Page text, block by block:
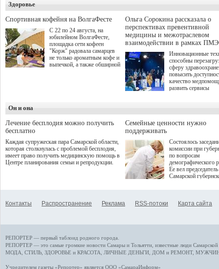
а сам он
Здоровье
Спортивная кофейня на ВолгаФесте
С 22 по 24 августа, на
юбилейном ВолгаФесте,
площадка сети кофеен
"Корж" радовала самарцев
не только ароматным кофе и
выпечкой, а также обширной
Ольга Сорокина рассказала о
перспективах превентивной
медицины и межотраслевом
взаимодействии в рамках
Инновационные
способны
сферу
повысить
качество
развить сервисы
определенными
К ним можно
возникающие при
данными
более динамичного
проникновения
сегмент
отраслевое
рассказала Ольга
ходе сессии
качества жизни" в
ПМЭФ 2025. В
Он и она
Лечение бесплодия можно получить
бесплатно
Каждая супружеская пара Самарской области,
которая столкнулась с проблемой бесплодия,
имеет право получить медицинскую помощь в
Центре планирования семьи и репродукции.
Семейные ценности нужно
поддерживать
Состоялось
комиссии при
по вопросам
демографического
Ее вел председатель
Самарской
Контакты Распространение Реклама RSS-потоки Карта сайта
РЕПОРТЕР — первый таблоид родного города.
РЕПОРТЕР — это самые громкие новости Самары и Тольятти, известные люди
МОДА, СТИЛЬ ЗДОРОВЬЕ и КРАСОТА ЛИЧНЫЕ ДЕНЬГИ ДОМ и РЕМОНТ,
Учредителем газеты «Репортер» является ООО «СамараИнформ»